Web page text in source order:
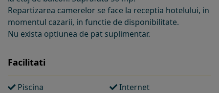
Repartizarea camerelor se face la receptia hotelului, in
momentul cazarii, in functie de disponibilitate.
Nu exista optiunea de pat suplimentar.
Facilitati
Piscina
Internet